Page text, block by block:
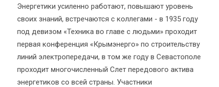
Энергетики усиленно работают, повышают уровень
своих знаний, встречаются с коллегами - в 1935 году
под девизом «Техника во главе с людьми» проходит
первая конференция «Крымэнерго» по строительству
линий электропередачи, в том же году в Севастополе
проходит многочисленный Слет передового актива
энергетиков со всей страны. Участники